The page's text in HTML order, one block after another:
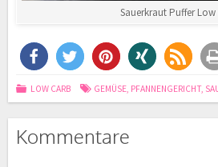
Sauerkraut Puffer Low
LOW CARB GEMÜSE PFANNENGERICHT,
Kommentare